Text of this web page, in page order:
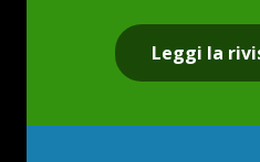
Leggi la